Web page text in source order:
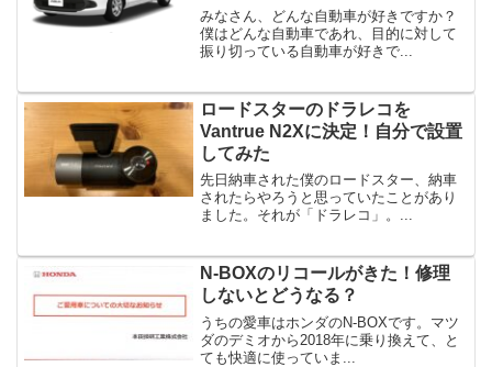
みなさん、どんな自動車が好きですか？
僕はどんな自動車であれ、目的に対して
振り切っている自動車が好きで...
ロードスターのドラレコを
Vantrue N2Xに決定！自分で設置
してみた
先日納車された僕のロードスター、納車
されたらやろうと思っていたことがあり
ました。それが「ドラレコ」。...
N-BOXのリコールがきた！修理
しないとどうなる？
うちの愛車はホンダのN-BOXです。マツ
ダのデミオから2018年に乗り換えて、と
ても快適に使っていま...